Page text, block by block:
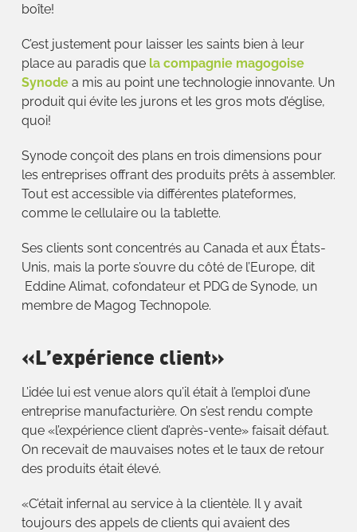
boîte!
C’est justement pour laisser les saints bien à leur
place au paradis que la compagnie magogoise
Synodea mis au point une technologie innovante. Un
produit qui évite les jurons et les gros mots d’église,
quoi!
Synode conçoit des plans en trois dimensions pour
les entreprises offrant des produits prêts à assembler.
Tout est accessible via différentes plateformes,
comme le cellulaire ou la tablette.
Ses clients sont concentrés au Canada et aux États-
Unis, mais la porte s’ouvre du côté de l’Europe, dit
Eddine Alimat, cofondateur et PDG de Synode, un
membre de Magog Technopole.
«L’expérience client»
L’idée lui est venue alors qu’il était à l’emploi d’une
entreprise manufacturière. On s’est rendu compte
que «l’expérience client d’après-vente» faisait défaut.
On recevait de mauvaises notes et le taux de retour
des produits était élevé.
«C’était infernal au service à la clientèle. Il y avait
toujours des appels de clients qui avaient des